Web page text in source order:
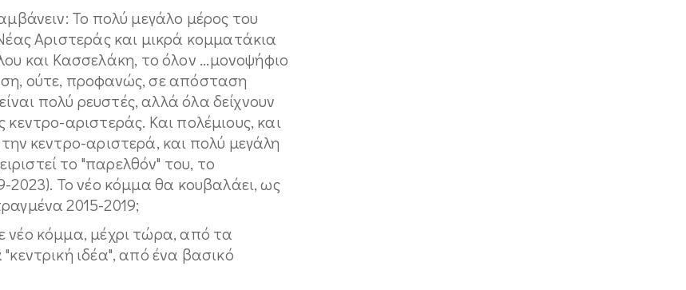
Το πολύ μεγάλο μέρος του
Αριστεράς και μικρά κομματάκια
και Κασσελάκη, το όλον ...μονοψήφιο
ούτε, προφανώς, σε απόσταση
πολύ ρευστές, αλλά όλα δείχνουν
αριστεράς. Και πολέμιους, και
κεντρο-αριστερά, και πολύ μεγάλη
το "παρελθόν" του, το
2023). Το νέο κόμμα θα κουβαλάει, ως
2015-2019;
νέο κόμμα, μέχρι τώρα, από τα
ιδέα", από ένα βασικό